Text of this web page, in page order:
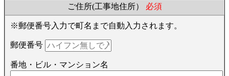
ご住所(工事地住所） 必須
※郵便番号入力で町名まで自動入力されます。
郵便番号
番地・ビル・マンション名